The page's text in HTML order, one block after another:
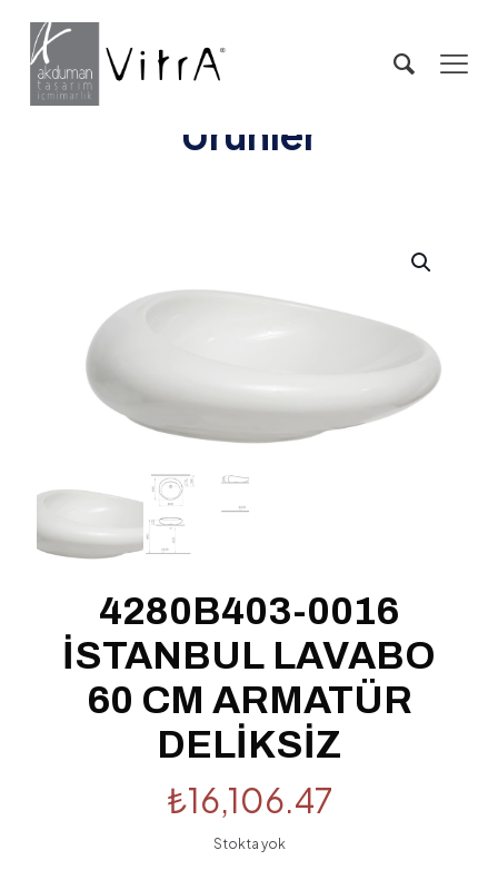
Ürünler
4280B403-0016
İSTANBUL LAVABO
60 CM ARMATÜR
DELİKSİZ
₺16,106.47
Stokta yok